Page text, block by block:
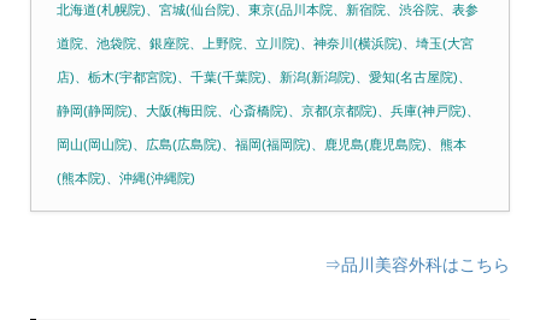
北海道(札幌院)、宮城(仙台院)、東京(品川本院、新宿院、渋谷院、表参
道院、池袋院、銀座院、上野院、立川院)、神奈川(横浜院)、埼玉(大宮
店)、栃木(宇都宮院)、千葉(千葉院)、新潟(新潟院)、愛知(名古屋院)、
静岡(静岡院)、大阪(梅田院、心斎橋院)、京都(京都院)、兵庫(神戸院)、
岡山(岡山院)、広島(広島院)、福岡(福岡院)、鹿児島(鹿児島院)、熊本
(熊本院)、沖縄(沖縄院)
⇒品川美容外科はこちら